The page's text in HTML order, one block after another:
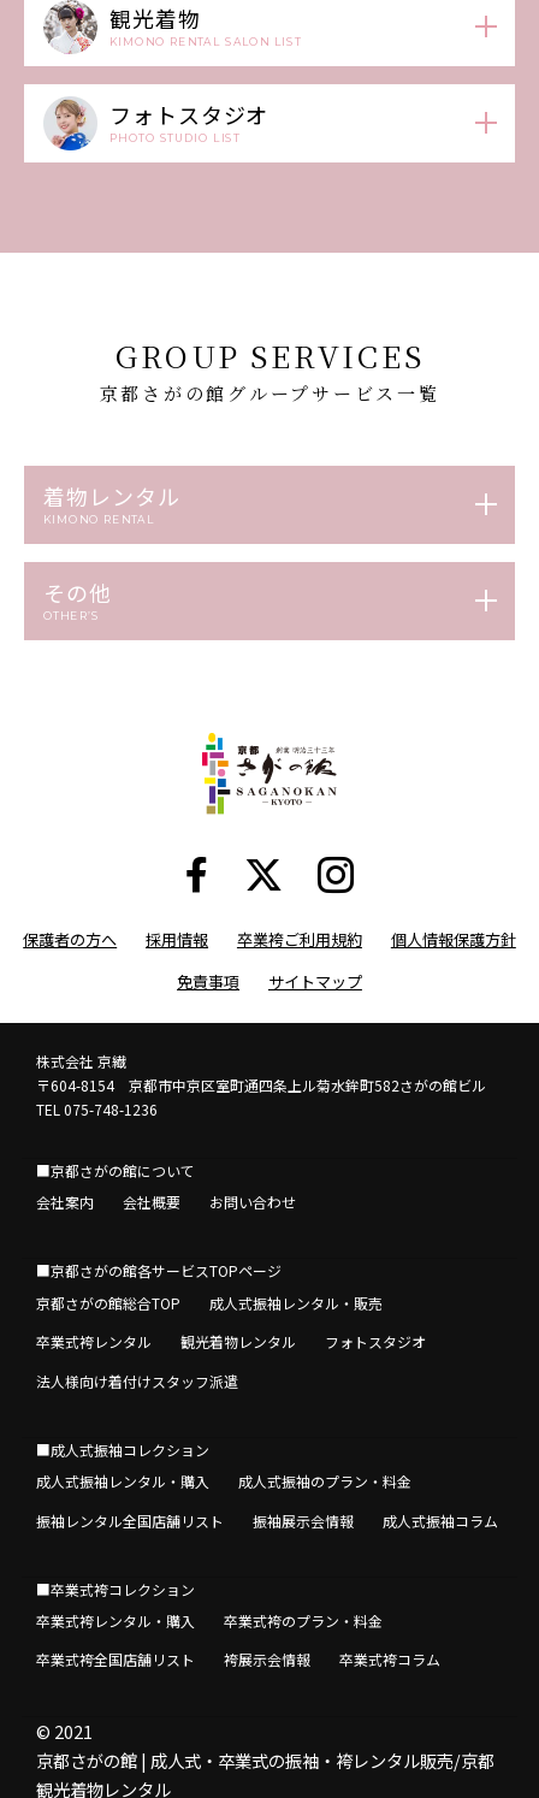
観光着物
KIMONO RENTAL SALON LIST
フォトスタジオ
PHOTO STUDIO LIST
GROUP SERVICES
京都さがの館グループサービス一覧
着物レンタル
KIMONO RENTAL
その他
OTHER’S
保護者の方へ 採用情報 卒業袴ご利用規約
個人情報保護方針
免責事項
サイトマップ
株式会社 京繊
〒604-8154 京都市中京区室町通四条上ル菊水鉾町582さがの館ビル
TEL 075-748-1236
■京都さがの館について
会社案内
会社概要 お問い合わせ
■京都さがの館各サービスTOPページ
京都さがの館総合TOP
成人式振袖レンタル・販売
卒業式袴レンタル
観光着物レンタル
フォトスタジオ
法人様向け着付けスタッフ派遣
■成人式振袖コレクション
成人式振袖レンタル・購入
成人式振袖のプラン・料金
振袖レンタル全国店舗リスト
振袖展示会情報 成人式振袖コラム
■卒業式袴コレクション
卒業式袴レンタル・購入
卒業式袴のプラン・料金
卒業式袴全国店舗リスト
袴展示会情報 卒業式袴コラム
© 2021
京都さがの館 | 成人式・卒業式の振袖・袴レンタル販売/京都
観光着物レンタル